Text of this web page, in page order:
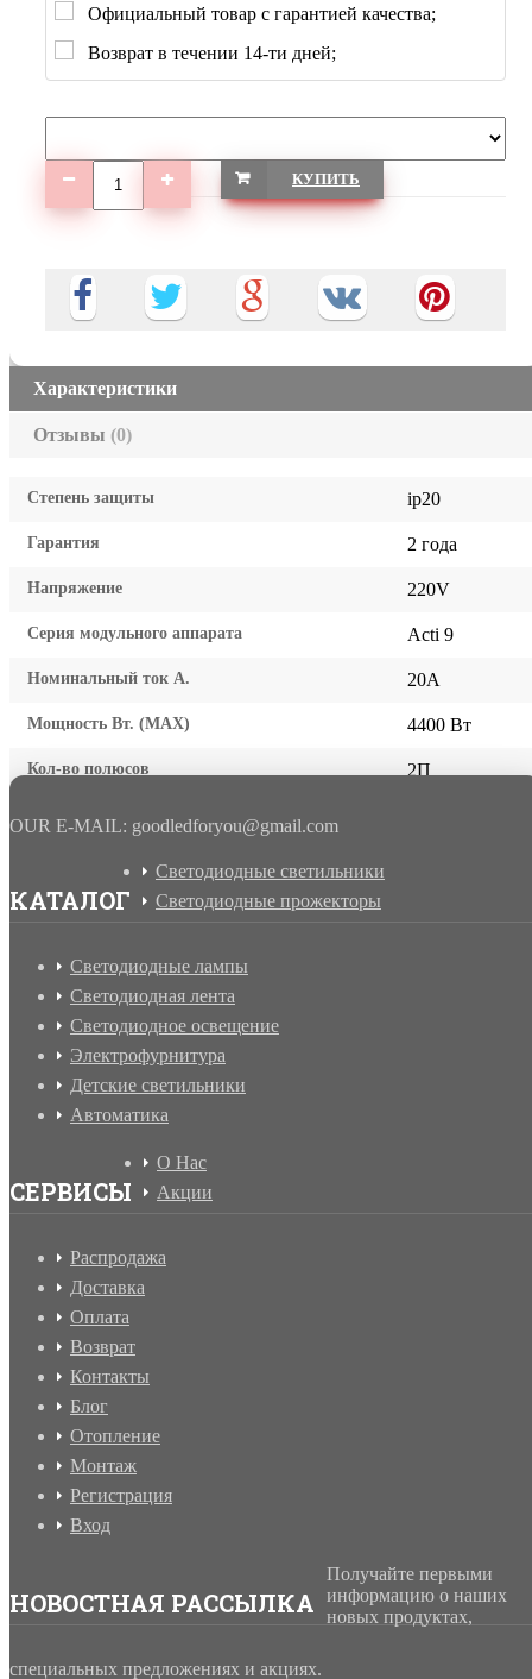
Официальный товар с гарантией качества;
Возврат в течении 14-ти дней;
КУПИТЬ
Характеристики
Отзывы (0)
Степень защиты ip20
Гарантия 2 года
Напряжение 220V
Серия модульного аппарата Acti 9
Номинальный ток А. 20A
Мощность Вт. (МАХ) 4400 Вт
Кол-во полюсов 2П
OUR E-MAIL: goodledforyou@gmail.cоm
КАТАЛОГ
Светодиодные светильники
Светодиодные прожекторы
Светодиодные лампы
Светодиодная лента
Светодиодное освещение
Электрофурнитура
Детские светильники
Автоматика
СЕРВИСЫ
О Нас
Акции
Распродажа
Доставка
Оплата
Возврат
Контакты
Блог
Отопление
Монтаж
Регистрация
Вход
НОВОСТНАЯ РАССЫЛКА
Получайте первыми
информацию о наших
новых продуктах,
специальных предложениях и акциях.